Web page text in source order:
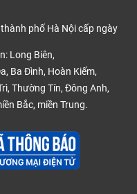
phố Hà Nội cấp ngày
Long Biên,
Ba Đình, Hoàn Kiếm,
Thường Tín, Đông Anh,
Bắc, miền Trung.